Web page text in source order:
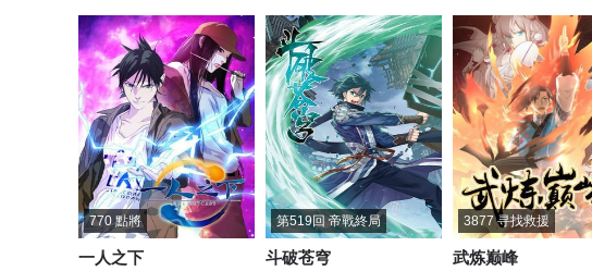
770 點將
一人之下
第519回 帝戰終局
斗破苍穹
3877 寻找救援
武炼巅峰